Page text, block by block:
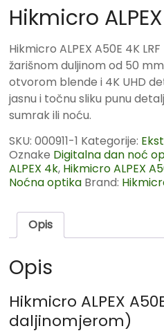
Hikmicro
Hikmicro ALPEX A50E 4K
žarišnom duljinom od 50
otvorom blende i 4K UHD
jasnu i točnu sliku punu
sumrak ili noću.
SKU:000911-1 Kategorije:
Oznake Digitalna dan noć
ALPEX 4k, Hikmicro ALPEX
Noćna optika Brand:
Opis
Opis
Hikmicro ALPEX
daljinomjerom)